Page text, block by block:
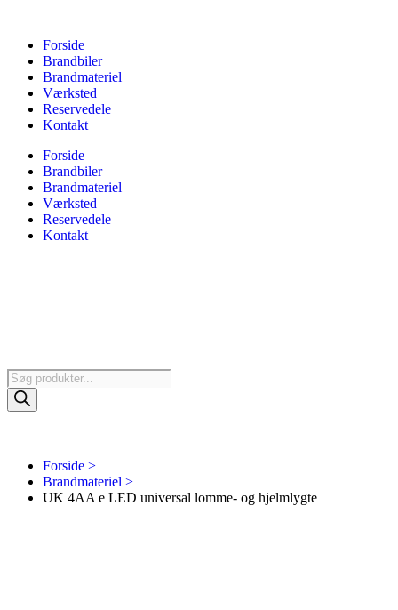
Forside
Brandbiler
Brandmateriel
Værksted
Reservedele
Kontakt
Forside
Brandbiler
Brandmateriel
Værksted
Reservedele
Kontakt
Forside >
Brandmateriel >
UK 4AA e LED universal lomme- og hjelmlygte